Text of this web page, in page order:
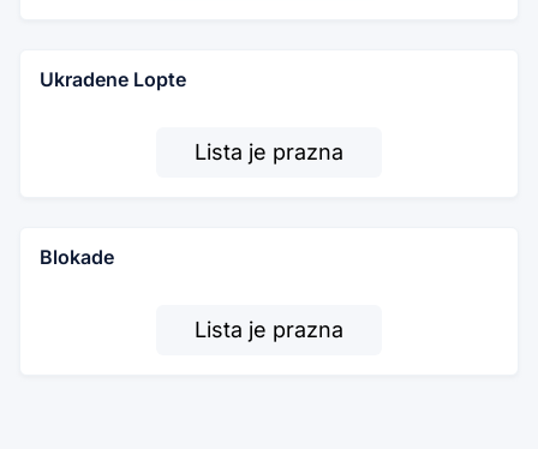
Ukradene Lopte
Lista je prazna
Blokade
Lista je prazna